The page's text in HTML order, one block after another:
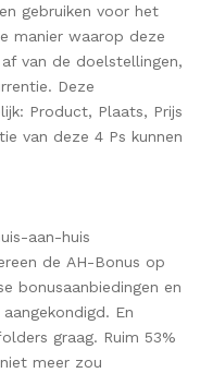
gebruiken voor het
manier waarop deze
van de doelstellingen,
Deze
Product, Plaats, Prijs
van deze 4 Ps kunnen
aan-huis
de AH-Bonus op
bonusaanbiedingen en
En
graag. Ruim 53%
meer zou